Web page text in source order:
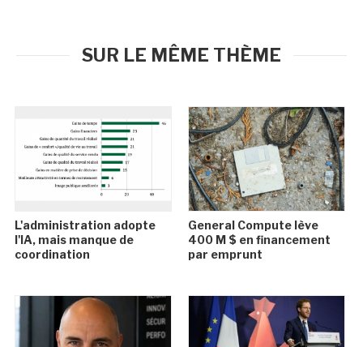
SUR LE MÊME THÈME
L'administration adopte
l'IA, mais manque de
coordination
General Compute lève
400 M $ en financement
par emprunt